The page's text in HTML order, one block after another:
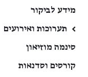
מידע לביקור
←
תערוכות ואירועים
סינמה מוזיאון
קורסים וסדנאות